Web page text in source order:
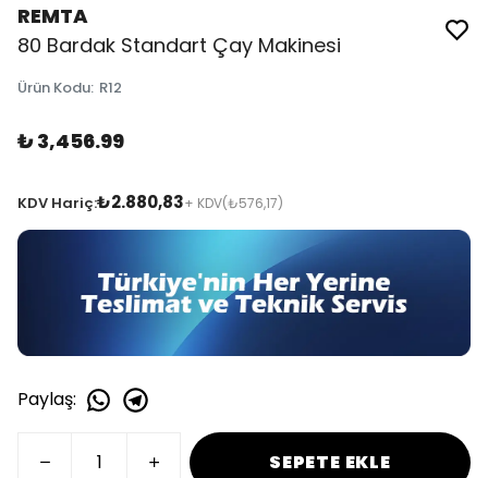
REMTA
80 Bardak Standart Çay Makinesi
Ürün Kodu: R12
₺ 3,456.99
KDV Hariç:₺2.880,83+ KDV(₺576,17)
Paylaş:
SEPETE EKLE